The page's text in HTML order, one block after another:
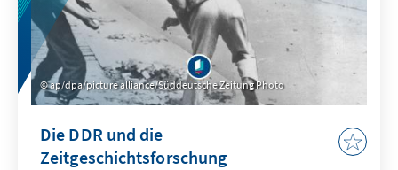
ap/dpa/picture alliance/Süddeutsche Zeitung Photo
Die DDR und die
Zeitgeschichtsforschung